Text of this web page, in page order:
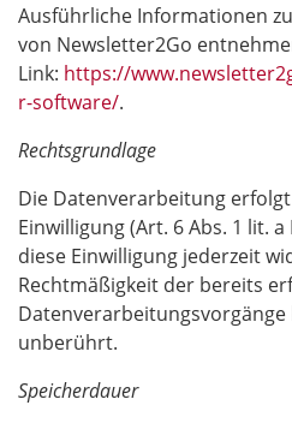
Ausführliche Informationen
von Newsletter2Go
Link: https://
r-software/.
Rechtsgrundlage
Die Datenverarbeitung
Einwilligung (Art. 6 Abs. 1 lit. a
diese Einwilligung jederzeit
Rechtmäßigkeit der bereits
unberührt.
Speicherdauer